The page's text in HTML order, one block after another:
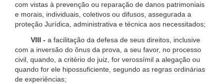
com vistas à prevenção ou reparação de danos patrimoniais
e morais, individuais, coletivos ou difusos, assegurada a
proteção Jurídica, administrativa e técnica aos necessitados;
VIII - a facilitação da defesa de seus direitos, inclusive
com a inversão do ônus da prova, a seu favor, no processo
civil, quando, a critério do juiz, for verossímil a alegação ou
quando for ele hipossuficiente, segundo as regras ordinárias
de experiências;